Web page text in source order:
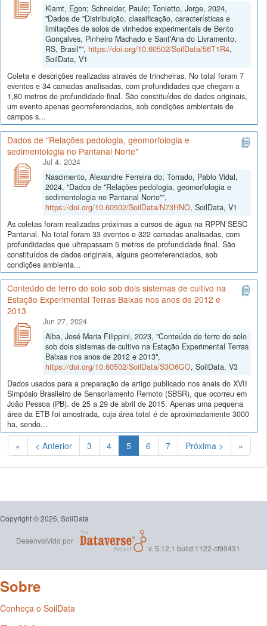
Klamt, Egon; Schneider, Paulo; Tonietto, Jorge, 2024,
"Dados de "Distribuição, classificação, características e
limitações de solos de vinhedos experimentais de Bento
Gonçalves, Pinheiro Machado e Sant'Ana do Livramento,
RS, Brasil"", https://doi.org/10.60502/SoilData/56T1R4,
SoilData, V1
Coleta e descrições realizadas através de trincheiras. No total foram 7
eventos e 34 camadas analisadas, com profundidades que chegam a
1,80 metros de profundidade final. São constituídos de dados originais,
um evento apenas georreferenciados, sob condições ambientais de
campos s...
Dados de "Relações pedologia, geomorfologia e
sedimentologia no Pantanal Norte"
Jul 4, 2024
Nascimento, Alexandre Ferreira do; Torrado, Pablo Vidal,
2024, "Dados de "Relações pedologia, geomorfologia e
sedimentologia no Pantanal Norte"",
https://doi.org/10.60502/SoilData/N73HNO, SoilData, V1
As coletas foram realizadas próximas a cursos de água na RPPN SESC
Pantanal. No total foram 33 eventos e 322 camadas analisadas, com
profundidades que ultrapassam 5 metros de profundidade final. São
constituídos de dados originais, alguns georreferenciados, sob
condições ambienta...
Conteúdo de ferro do solo sob dois sistemas de cultivo na
Estação Experimental Terras Baixas nos anos de 2012 e
2013
Jun 27, 2024
Alba, José Maria Filippini, 2023, "Conteúdo de ferro do solo
sob dois sistemas de cultivo na Estação Experimental Terras
Baixas nos anos de 2012 e 2013",
https://doi.org/10.60502/SoilData/S3O6GO, SoilData, V3
Dados usados para a preparação de artigo publicado nos anais do XVII
Simpósio Brasileiro de Sensoriamento Remoto (SBSR), que ocorreu em
João Pessoa (PB). de 25 a 29 de abril de 2015. Apenas uma pequena
área da ETB foi amostrada, cuja área total é de aproximadamente 3000
ha, sendo...
« < Anterior 3 4 5(Atual)
6 7 Próxima > »
Copyright © 2026, SoilData
Desenvolvido por
v. 5.12.1 build 1122-cf90431
Sobre
Conheça o SoilData